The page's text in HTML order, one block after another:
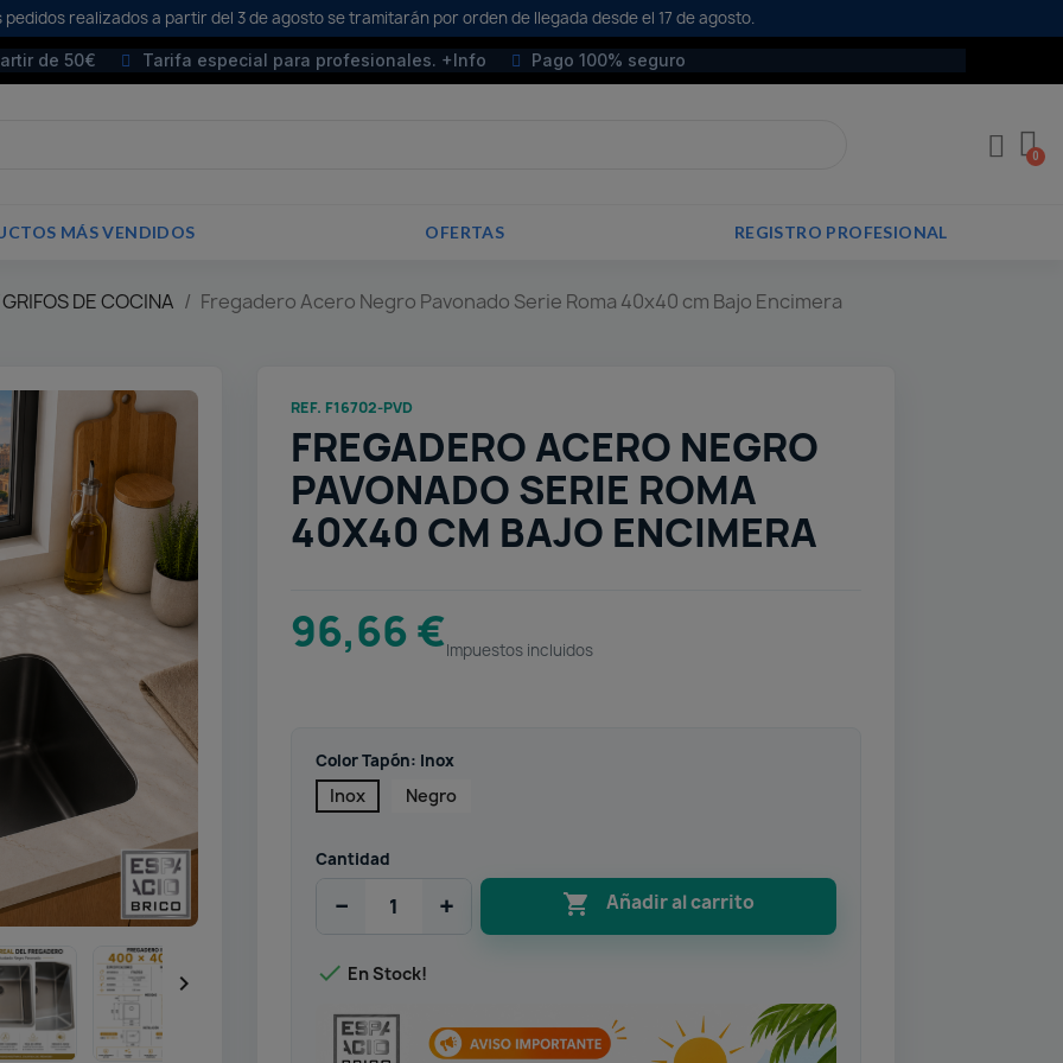
realizados a partir del 3 de agosto se tramitarán por orden de llegada desde el 17 de agosto.
de 50€ Tarifa especial para profesionales. +Info Pago 100% seguro
MÁS VENDIDOS OFERTAS REGISTRO PROFESIONAL
DE COCINA Fregadero Acero Negro Pavonado Serie Roma 40x40 cm Bajo Encimera

REF. F16702-PVD
FREGADERO ACERO NEGRO
PAVONADO SERIE ROMA
40X40 CM BAJO ENCIMERA
96,66 €Impuestos incluidos
Color Tapón: Inox
Inox Negro
Cantidad
− +  Añadir al carrito
 En Stock!